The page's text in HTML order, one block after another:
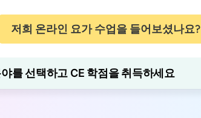
저희 온라인 요가 수업을 들어보셨나요?
를 선택하고 CE 학점을 취득하세요